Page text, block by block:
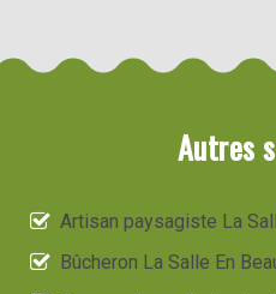
Autres
Artisan paysagiste La
Bûcheron La Salle En